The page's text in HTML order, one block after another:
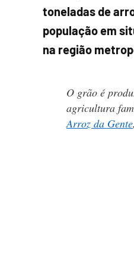
toneladas de
população em
na região
O grão é
agricultura
Arroz da Gente